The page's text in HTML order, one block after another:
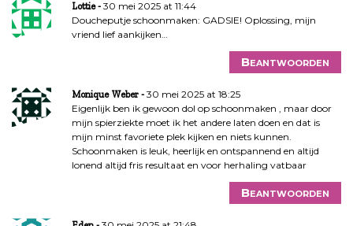
Lottie
30 mei 2025 at 11:44
Doucheputje schoonmaken: GADSIE! Oplossing, mijn
vriend lief aankijken…
Beantwoorden
Monique Weber
30 mei 2025 at 18:25
Eigenlijk ben ik gewoon dol op schoonmaken , maar door
mijn spierziekte moet ik het andere laten doen en dat is
mijn minst favoriete plek kijken en niets kunnen.
Schoonmaken is leuk, heerlijk en ontspannend en altijd
lonend altijd fris resultaat en voor herhaling vatbaar
Beantwoorden